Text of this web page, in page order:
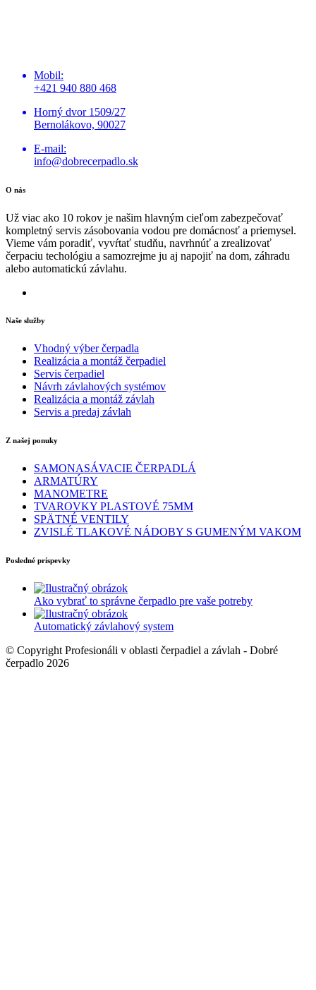
Mobil:
+421 940 880 468
Horný dvor 1509/27
Bernolákovo, 90027
E-mail:
info@dobrecerpadlo.sk
O nás
Už viac ako 10 rokov je našim hlavným cieľom zabezpečovať
kompletný servis zásobovania vodou pre domácnosť a priemysel.
Vieme vám poradiť, vyvŕtať studňu, navrhnúť a zrealizovať
čerpaciu techológiu a samozrejme ju aj napojiť na dom, záhradu
alebo automatickú závlahu.
Naše služby
Vhodný výber čerpadla
Realizácia a montáž čerpadiel
Servis čerpadiel
Návrh závlahových systémov
Realizácia a montáž závlah
Servis a predaj závlah
Z našej ponuky
SAMONASÁVACIE ČERPADLÁ
ARMATÚRY
MANOMETRE
TVAROVKY PLASTOVÉ 75MM
SPÄTNÉ VENTILY
ZVISLÉ TLAKOVÉ NÁDOBY S GUMENÝM VAKOM
Posledné príspevky
Ako vybrať to správne čerpadlo pre vaše potreby
Automatický závlahový system
© Copyright Profesionáli v oblasti čerpadiel a závlah - Dobré
čerpadlo 2026